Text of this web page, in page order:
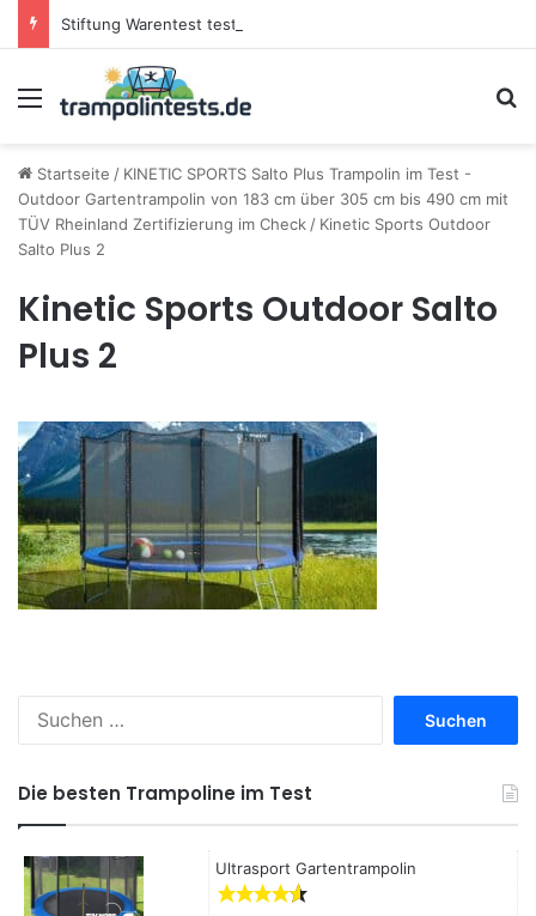
Menü
Startseite / KINETIC SPORTS Salto Plus Trampolin im Test -
Outdoor Gartentrampolin von 183 cm über 305 cm bis 490 cm mit
TÜV Rheinland Zertifizierung im Check / Kinetic Sports Outdoor
Salto Plus 2
Kinetic Sports Outdoor Salto
Plus 2
Die besten Trampoline im Test
Ultrasport Gartentrampolin